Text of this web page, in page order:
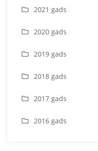
2021 gads
2020 gads
2019 gads
2018 gads
2017 gads
2016 gads